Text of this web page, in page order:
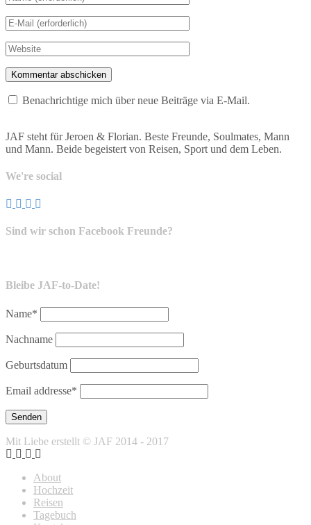
Benachrichtige mich über neue Beiträge via E-Mail.
JAF steht für Jeroen & Florian. Beste Freunde, Soulmates, Mann
und Mann. Beide begeistert von Reisen, Sport und dem Leben.
We're social
Sind wir schon Facebook Freunde?
Bleibe JAF-to-Date!
Name*
Nachname
Geburtsdatum
Email addresse*
Mit Liebe erstellt © JAF 2014 - 2017
About
Hochzeit
Reisen
Tagebuch